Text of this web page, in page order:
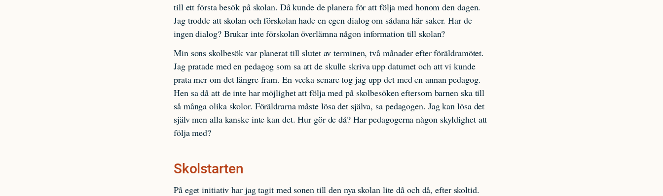
till ett första besök på skolan. Då kunde de planera för att följa med honom den dagen.
Jag trodde att skolan och förskolan hade en egen dialog om sådana här saker. Har de
ingen dialog? Brukar inte förskolan överlämna någon information till skolan?
Min sons skolbesök var planerat till slutet av terminen, två månader efter föräldramötet.
Jag pratade med en pedagog som sa att de skulle skriva upp datumet och att vi kunde
prata mer om det längre fram. En vecka senare tog jag upp det med en annan pedagog.
Hen sa då att de inte har möjlighet att följa med på skolbesöken eftersom barnen ska till
så många olika skolor. Föräldrarna måste lösa det själva, sa pedagogen. Jag kan lösa det
själv men alla kanske inte kan det. Hur gör de då? Har pedagogerna någon skyldighet att
följa med?
Skolstarten
På eget initiativ har jag tagit med sonen till den nya skolan lite då och då, efter skoltid.